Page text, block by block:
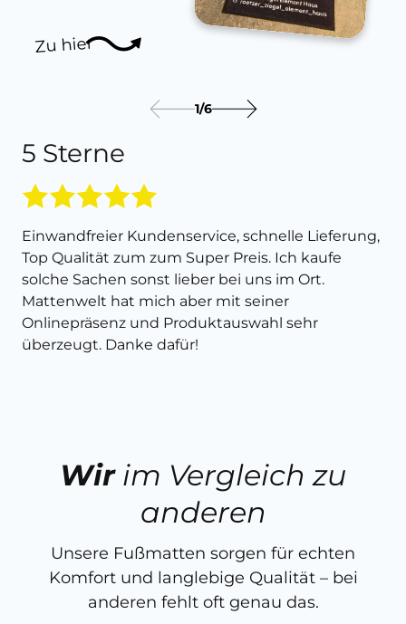
Zu hier
5 Sterne
Einwandfreier Kundenservice, schnelle Lieferung,
Top Qualität zum zum Super Preis. Ich kaufe
solche Sachen sonst lieber bei uns im Ort.
Mattenwelt hat mich aber mit seiner
Onlinepräsenz und Produktauswahl sehr
überzeugt. Danke dafür!
1/6
Wirim Vergleich zu
anderen
Unsere Fußmatten sorgen für echten
Komfort und langlebige Qualität – bei
anderen fehlt oft genau das.